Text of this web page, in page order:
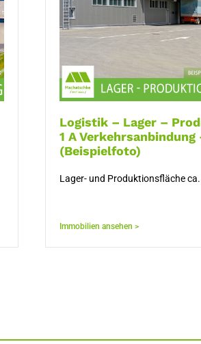
Logistik – Lager –
1 A Verkehrsanbindung
(Beispielfoto)
Lager- und Produktionsfläche
Immobilien ansehen >